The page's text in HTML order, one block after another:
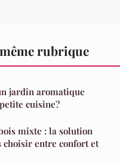
rubrique
jardin aromatique
cuisine?
mixte : la solution
entre confort et